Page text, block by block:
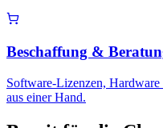
Beschaffung &
Software-Lizenzen,
aus einer Hand.